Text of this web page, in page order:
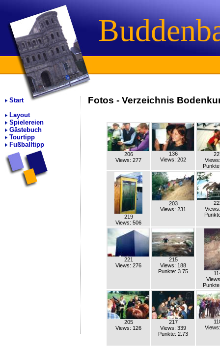
Start
Layout
Spielereien
Gästebuch
Tourtipp
Fußballtipp
Fotos - Verzeichnis
206
Views: 277
136
Views: 202
219
Views: 506
203
Views: 231
221
Views: 276
215
Views: 188
Punkte: 3.75
205
Views: 126
217
Views: 339
Punkte: 2.73